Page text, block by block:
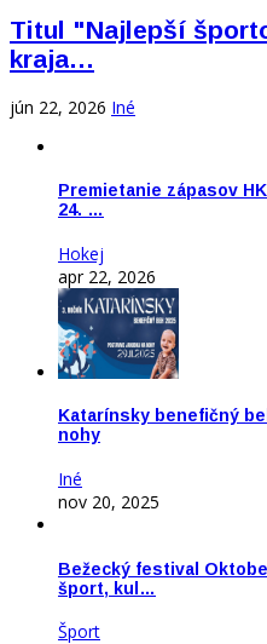
Titul "Najlepší
kraja…
jún 22, 2026 Iné
Premietanie zápasov
24. …
Hokej
apr 22, 2026
Katarínsky benefičný
nohy
Iné
nov 20, 2025
Bežecký festival
šport, kul…
Šport